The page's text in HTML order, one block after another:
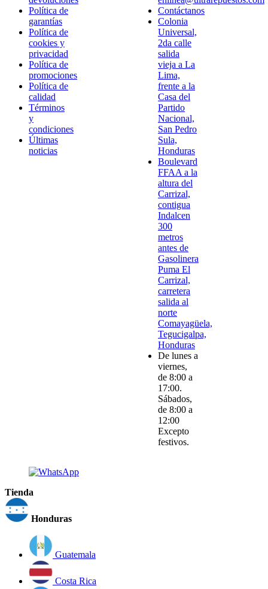
Política de
garantías
Política de
cookies y
privacidad
Política de
promociones
Política de
calidad
Términos
y
condiciones
Últimas
noticias
Contáctanos
Colonia
Universal,
2da calle
salida
vieja a La
Lima,
frente a la
Casa del
Partido
Nacional,
San Pedro
Sula,
Honduras
Boulevard
FFAA a la
altura del
Carrizal,
contigua
Indalcen
300
metros
antes de
Gasolinera
Puma El
Carrizal,
carretera
salida al
norte
Comayagüela,
Tegucigalpa,
Honduras
De lunes a
viernes,
de 8:00 a
17:00.
Sábados,
de 8:00 a
12:00
Excepto
festivos.
Tienda
Honduras
Guatemala
Costa Rica